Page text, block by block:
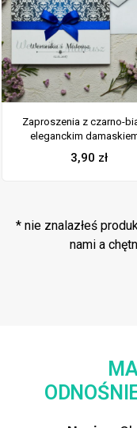
Zaproszenia z czarno-
eleganckim
błękitną poświatą,
wstążką oraz kokardką.
3,90 zł
* nie znalazłeś
nami a